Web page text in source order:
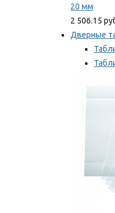
20 мм
2 506.15
Дверные